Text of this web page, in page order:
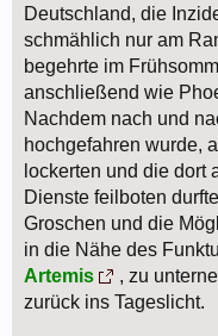
Deutschland, die
schmählich nur am
begehrte im
anschließend wie
Nachdem nach und
hochgefahren wurde,
lockerten und die dort
Dienste feilboten
Groschen und die
in die Nähe des
Artemis
, zu
zurück ins Tageslicht.